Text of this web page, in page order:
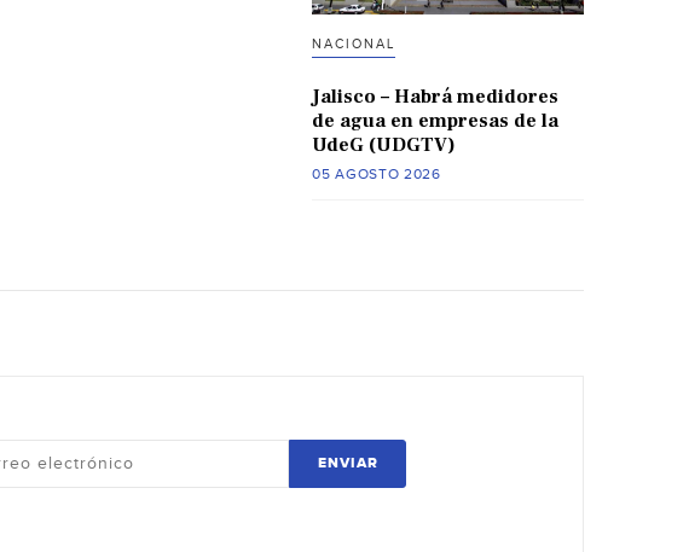
NACIONAL
Jalisco – Habrá medidores
de agua en empresas de la
UdeG (UDGTV)
05 AGOSTO 2026
ENVIAR